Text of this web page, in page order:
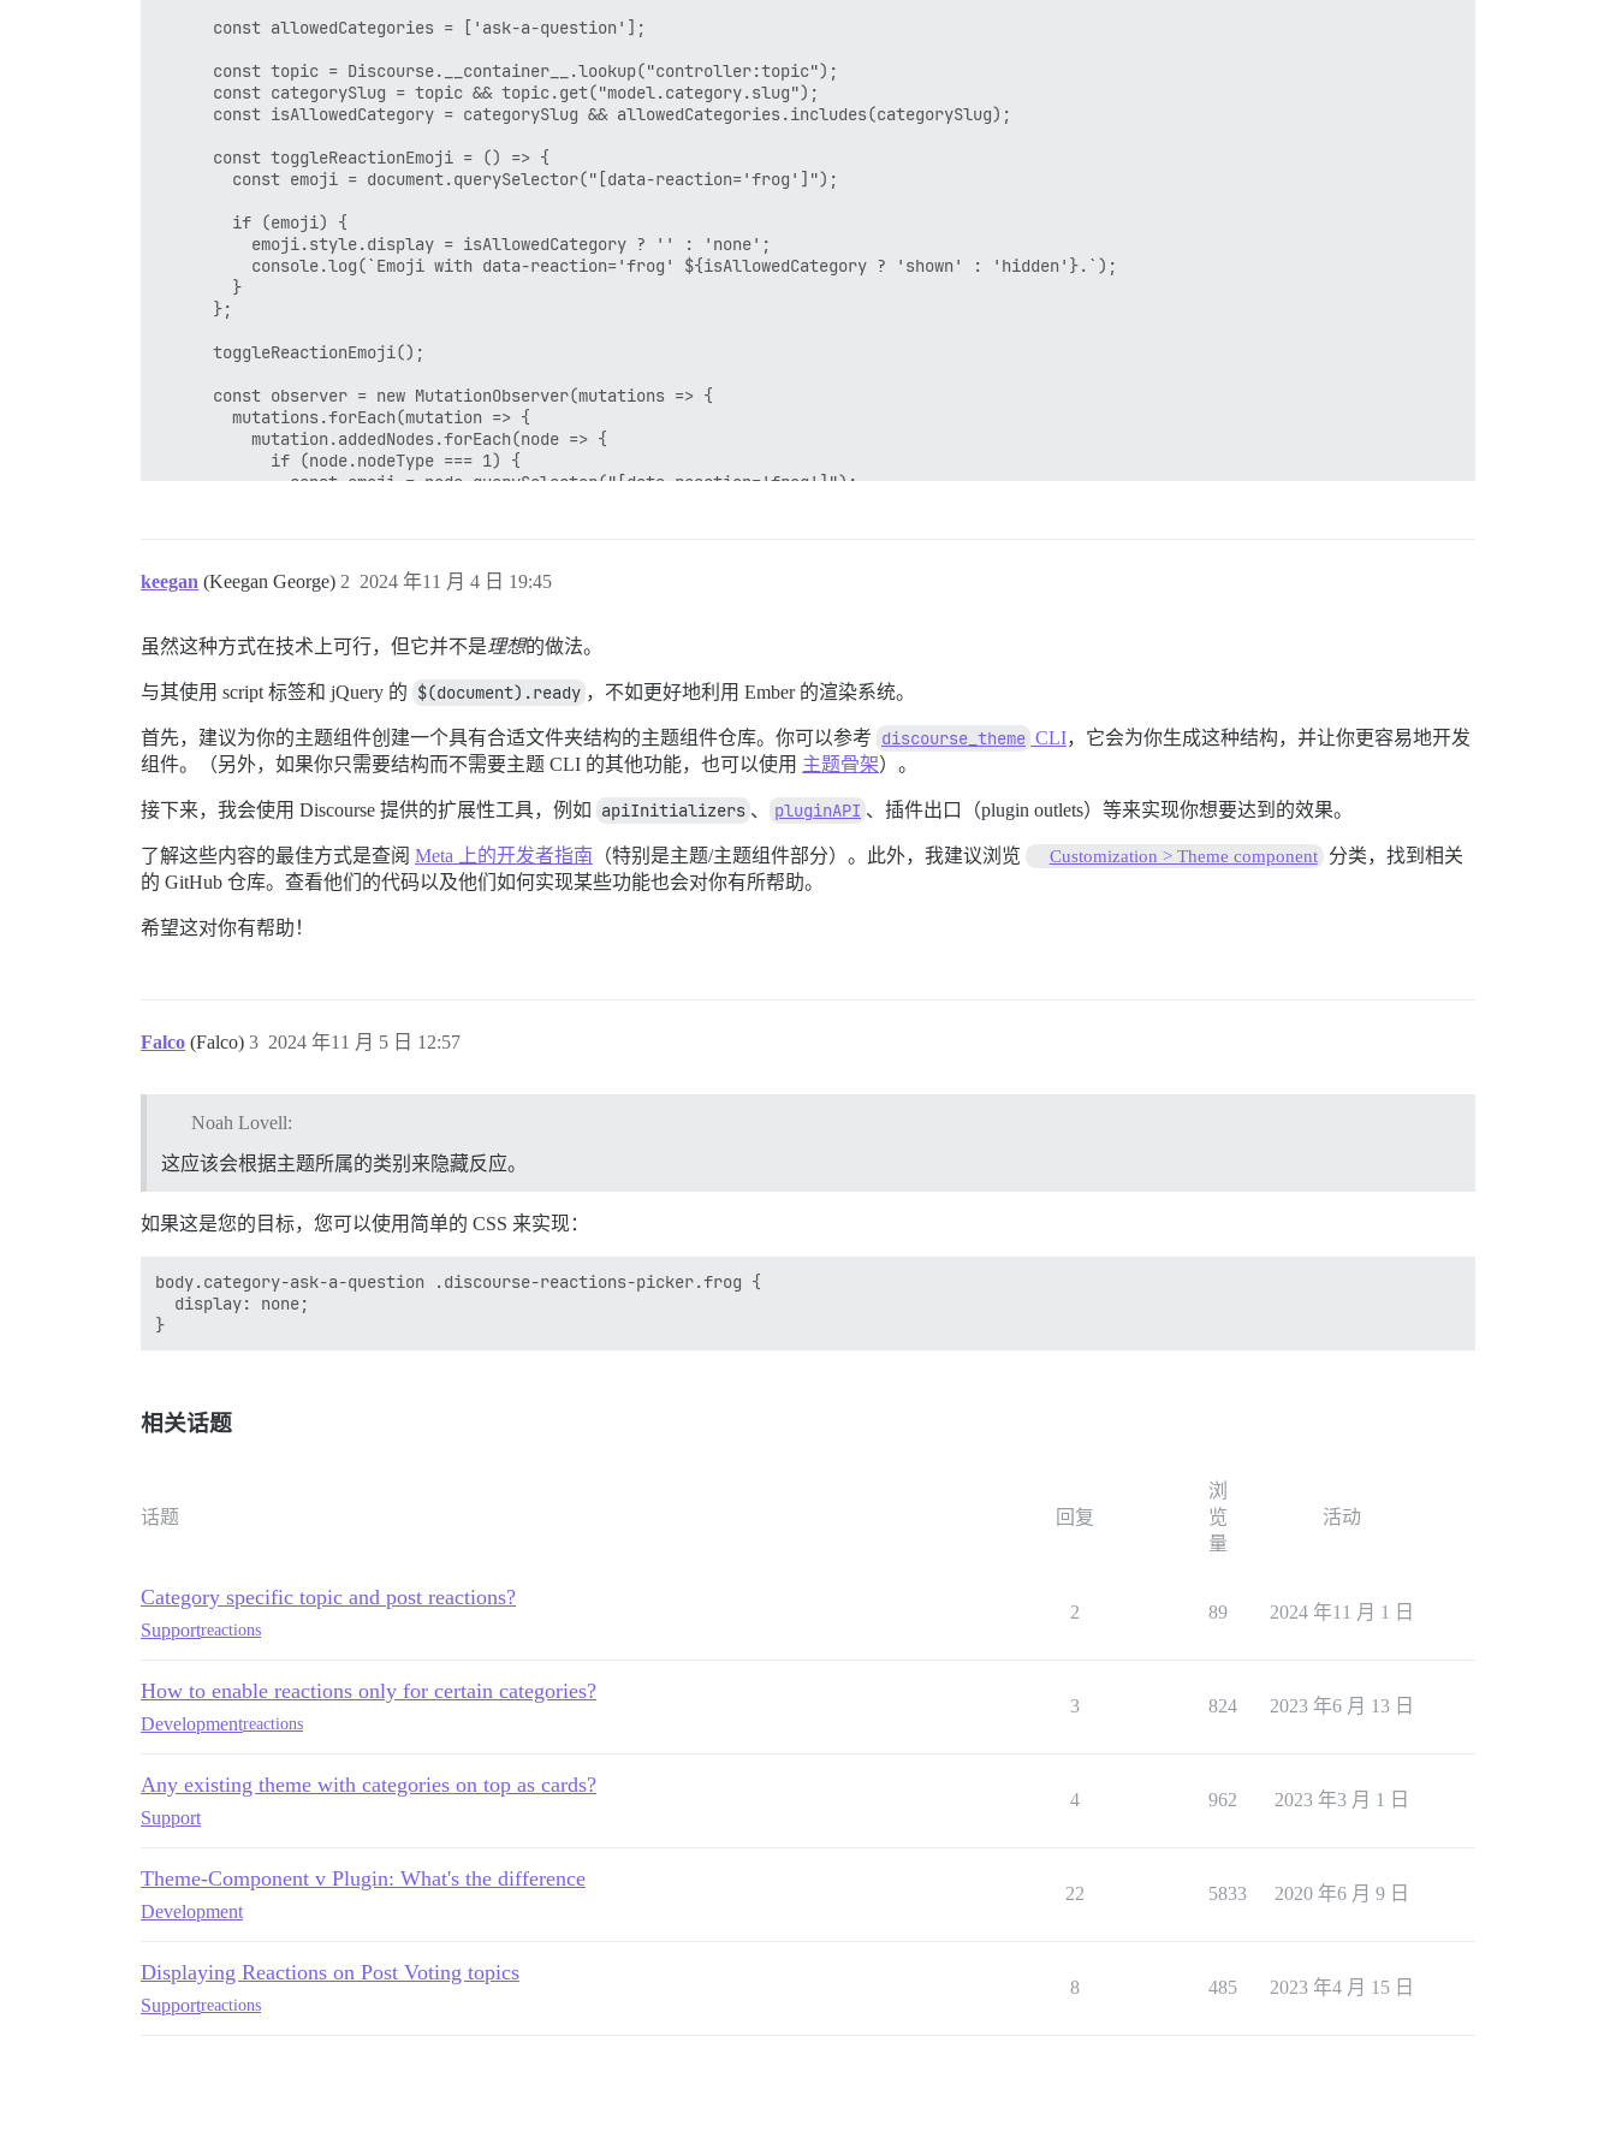
      const allowedCategories = ['ask-a-question'];
      const topic = Discourse.__container__.lookup("controller:topic");
      const categorySlug = topic && topic.get("model.category.slug");
      const isAllowedCategory = categorySlug && allowedCategories.includes(categorySlug);
      const toggleReactionEmoji = () => {
        const emoji = document.querySelector("[data-reaction='frog']");
        if (emoji) {
          emoji.style.display = isAllowedCategory ? '' : 'none';
          console.log(`Emoji with data-reaction='frog' ${isAllowedCategory ? 'shown' : 'hidden'}.`);
        }
      };
      toggleReactionEmoji();
      const observer = new MutationObserver(mutations => {
        mutations.forEach(mutation => {
          mutation.addedNodes.forEach(node => {
            if (node.nodeType === 1) {
              const emoji = node.querySelector("[data-reaction='frog']");
            }
        });
      });
      observer.observe(document.body, { childList: true, subtree: true });
      api.cleanupStream(() => observer.disconnect());
      console.error("An error occurred in the emoji toggle script:", error);
  });
keegan (Keegan George) 2024 年11 月 4 日 19:45
2
虽然这种方式在技术上可行，但它并不是理想的做法。
与其使用 script 标签和 jQuery 的 $(document).ready ，不如更好地利用 Ember 的渲染系统。
首先，建议为你的主题组件创建一个具有合适文件夹结构的主题组件仓库。你可以参考 discourse_theme CLI，它会为你生成这种结构，并让你更容易地开发
组件。（另外，如果你只需要结构而不需要主题 CLI 的其他功能，也可以使用 主题骨架）。
接下来，我会使用 Discourse 提供的扩展性工具，例如 apiInitializers 、 pluginAPI 、插件出口（plugin outlets）等来实现你想要达到的效果。
了解这些内容的最佳方式是查阅 Meta 上的开发者指南 （特别是主题/主题组件部分）。此外，我建议浏览 Customization > Theme component
分类，找到相关
的 GitHub 仓库。查看他们的代码以及他们如何实现某些功能也会对你有所帮助。
希望这对你有帮助！
Falco (Falco) 2024 年11 月 5 日 12:57
3
Noah Lovell:
这应该会根据主题所属的类别来隐藏反应。
如果这是您的目标，您可以使用简单的 CSS 来实现：
body.category-ask-a-question .discourse-reactions-picker.frog {
  display: none;
相关话题
话题 回复
浏
览
量
活动
Category specific topic and post reactions?
Supportreactions
2 89 2024 年11 月 1 日
How to enable reactions only for certain categories?
Developmentreactions
3 824 2023 年6 月 13 日
Any existing theme with categories on top as cards?
Support
4 962 2023 年3 月 1 日
Theme-Component v Plugin: What's the difference
Development
22 5833 2020 年6 月 9 日
Displaying Reactions on Post Voting topics
Supportreactions
8 485 2023 年4 月 15 日